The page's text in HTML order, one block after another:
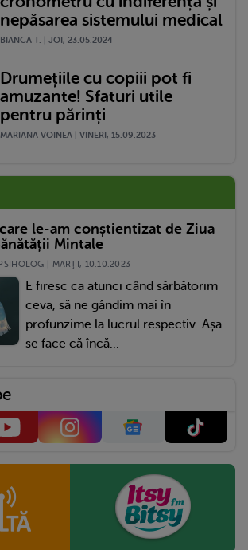
nepăsarea sistemului medical
BIANCA T. | JOI, 23.05.2024
Drumețiile cu copiii pot fi
amuzante! Sfaturi utile
pentru părinți
MARIANA VOINEA | VINERI, 15.09.2023
le-am conștientizat de Ziua
Mintale
| MARŢI, 10.10.2023
E firesc ca atunci când sărbătorim
ceva, să ne gândim mai în
profunzime la lucrul respectiv. Așa
se face că încă...